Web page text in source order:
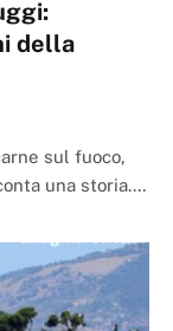
della
sul fuoco,
una storia.…